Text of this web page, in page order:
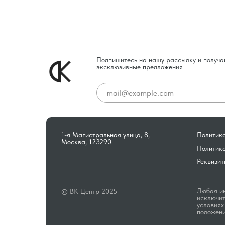
Любая
1-я Магистральная улица, 8,
Москва, 123290
Подпишитесь на нашу рассылку и
эксклюзивные предложения
© ВК Центр 2025